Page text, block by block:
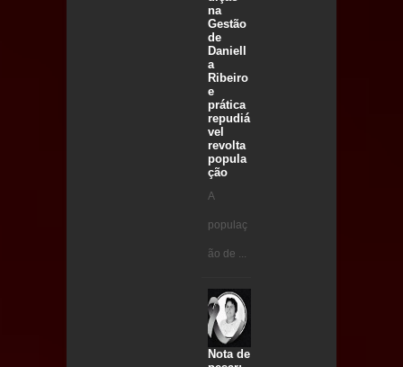
na
Gestão
de
Daniell
a
Ribeiro
e
prática
repudiá
vel
revolta
popula
ção
A
populaç
ão de ...
Nota de